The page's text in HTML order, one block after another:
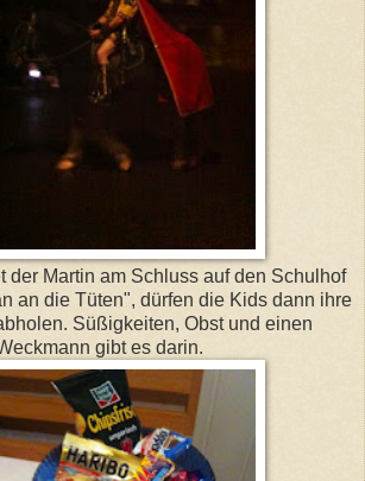
der Martin am Schluss auf den Schulhof
an die Tüten", dürfen die Kids dann ihre
Süßigkeiten, Obst und einen
gibt es darin.